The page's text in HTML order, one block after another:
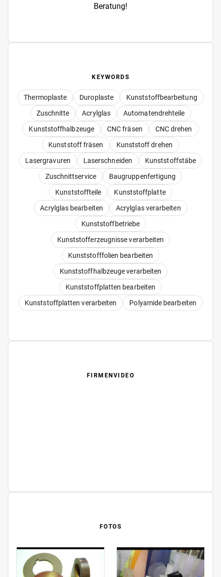
Beratung!
KEYWORDS
Thermoplaste Duroplaste
Kunststoffbearbeitung
Zuschnitte
Acrylglas
Automatendrehteile
Kunststoffhalbzeuge
CNC fräsen
CNC drehen
Kunststoff fräsen
Kunststoff drehen
Lasergravuren
Laserschneiden
Kunststoffstäbe
Zuschnittservice
Baugruppenfertigung
Kunststoffteile
Kunststoffplatte
Acrylglas bearbeiten
Acrylglas verarbeiten
Kunststoffbetriebe
Kunststofferzeugnisse verarbeiten
Kunststofffolien bearbeiten
Kunststoffhalbzeuge verarbeiten
Kunststoffplatten bearbeiten
Kunststoffplatten verarbeiten
Polyamide bearbeiten
FIRMENVIDEO
FOTOS